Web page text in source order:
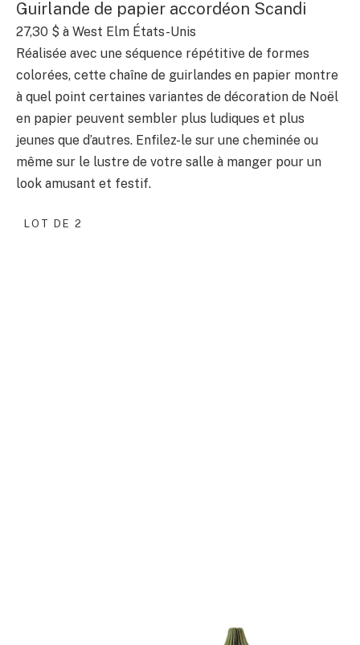
Guirlande de papier accordéon Scandi
27,30 $ à West Elm États-Unis
Réalisée avec une séquence répétitive de formes
colorées, cette chaîne de guirlandes en papier montre
à quel point certaines variantes de décoration de Noël
en papier peuvent sembler plus ludiques et plus
jeunes que d’autres. Enfilez-le sur une cheminée ou
même sur le lustre de votre salle à manger pour un
look amusant et festif.
LOT DE 2